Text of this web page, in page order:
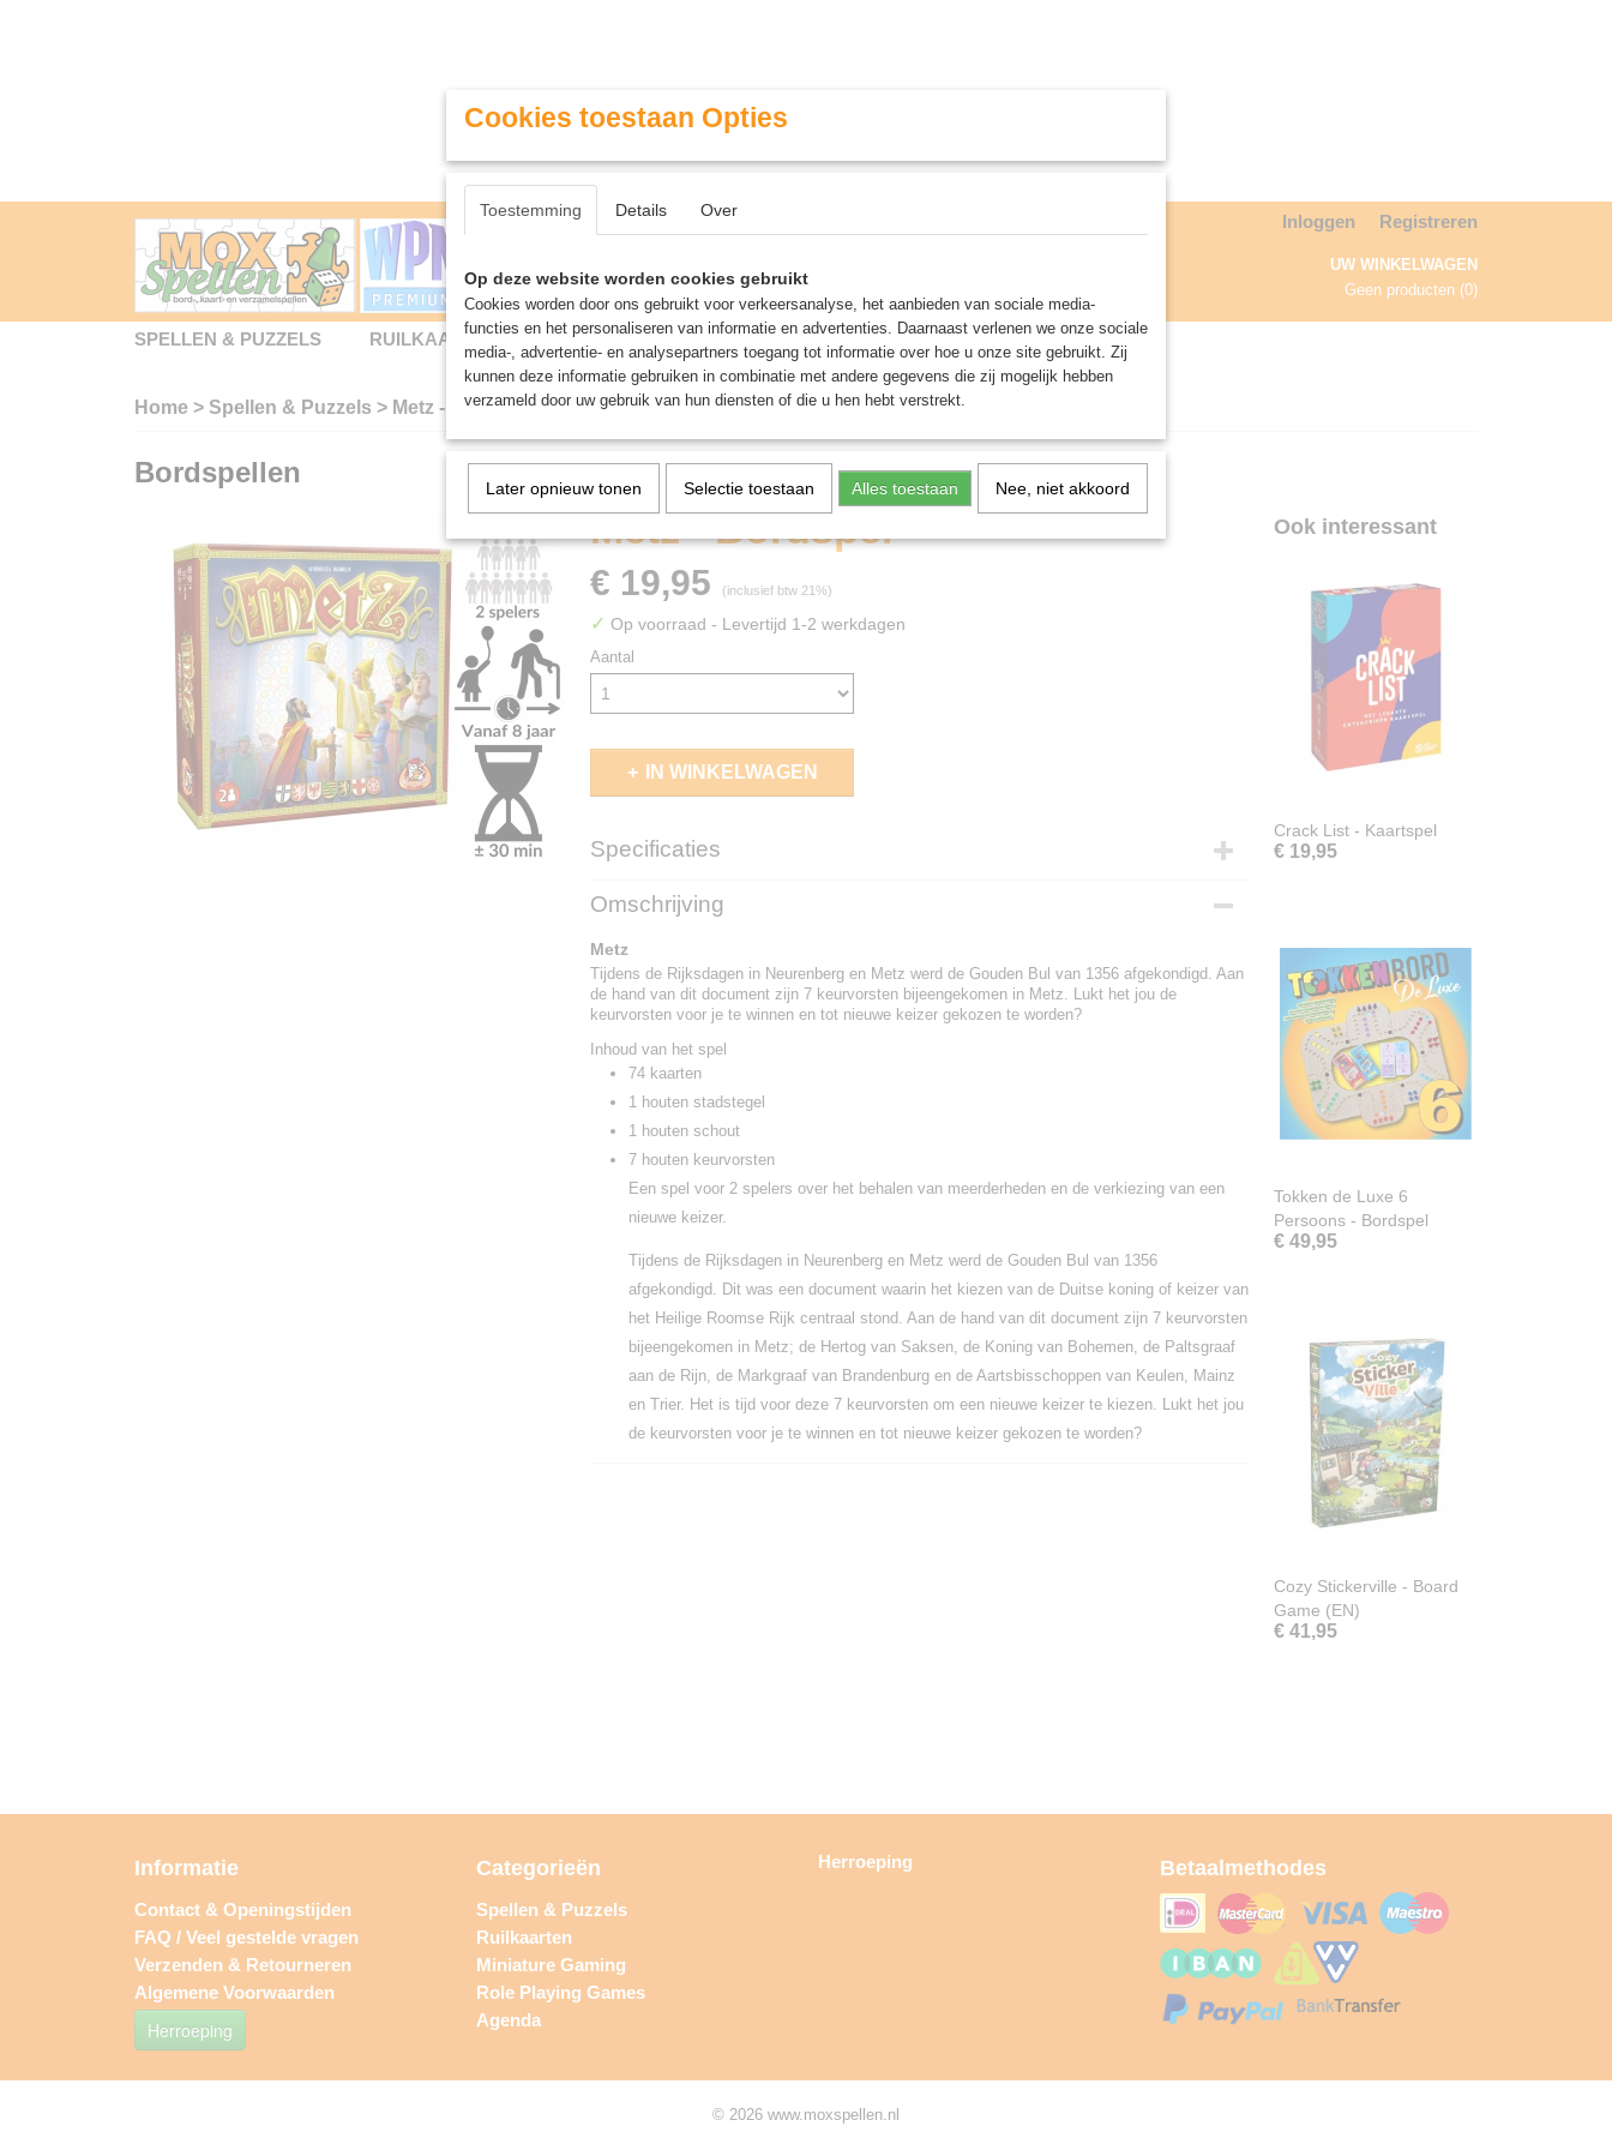
Contact & Openingstijden Inloggen Registreren
UW WINKELWAGEN
Geen producten (0)
SPELLEN & PUZZELS RUILKAARTEN MINIATURE GAMING ROLE PLAYING GAMES AGENDA
Home > Spellen & Puzzels > Metz - Bordspel
Bordspellen
Metz - Bordspel
€ 19,95 (inclusief btw 21%)
✓ Op voorraad - Levertijd 1-2 werkdagen
Aantal
IN WINKELWAGEN
Specificaties
EAN code
Omschrijving
Metz
Tijdens de Rijksdagen in Neurenberg en Metz werd de Gouden Bul van 1356 afgekondigd. Aan
de hand van dit document zijn 7 keurvorsten bijeengekomen in Metz. Lukt het jou de
keurvorsten voor je te winnen en tot nieuwe keizer gekozen te worden?
Inhoud van het spel
74 kaarten
1 houten stadstegel
1 houten schout
7 houten keurvorsten
Een spel voor 2 spelers over het behalen van meerderheden en de verkiezing van een
nieuwe keizer.
Tijdens de Rijksdagen in Neurenberg en Metz werd de Gouden Bul van 1356
afgekondigd. Dit was een document waarin het kiezen van de Duitse koning of keizer van
het Heilige Roomse Rijk centraal stond. Aan de hand van dit document zijn 7 keurvorsten
bijeengekomen in Metz; de Hertog van Saksen, de Koning van Bohemen, de Paltsgraaf
aan de Rijn, de Markgraaf van Brandenburg en de Aartsbisschoppen van Keulen, Mainz
en Trier. Het is tijd voor deze 7 keurvorsten om een nieuwe keizer te kiezen. Lukt het jou
de keurvorsten voor je te winnen en tot nieuwe keizer gekozen te worden?
Ook interessant
Crack List - Kaartspel
€ 19,95
Tokken de Luxe 6
Persoons - Bordspel
€ 49,95
Cozy Stickerville - Board
Game (EN)
€ 41,95
Informatie
Contact & Openingstijden
FAQ / Veel gestelde vragen
Verzenden & Retourneren
Algemene Voorwaarden
Herroeping
Categorieën
Spellen & Puzzels
Ruilkaarten
Miniature Gaming
Role Playing Games
Agenda
Herroeping Betaalmethodes
© 2026 www.moxspellen.nl
Cookies toestaan Opties
Toestemming Details Over
Op deze website worden cookies gebruikt
Cookies worden door ons gebruikt voor verkeersanalyse, het aanbieden van sociale media-
functies en het personaliseren van informatie en advertenties. Daarnaast verlenen we onze sociale
media-, advertentie- en analysepartners toegang tot informatie over hoe u onze site gebruikt. Zij
kunnen deze informatie gebruiken in combinatie met andere gegevens die zij mogelijk hebben
verzameld door uw gebruik van hun diensten of die u hen hebt verstrekt.
Later opnieuw tonen Selectie toestaan Alles toestaan Nee, niet akkoord